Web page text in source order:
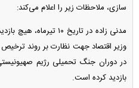
سازی، ملاحظات زیر را اعلام می‌کند:
مدنی زاده در تاریخ ۱۰
وزیر اقتصاد جهت نظارت بر روند ترخیص
بازدید کرده است.